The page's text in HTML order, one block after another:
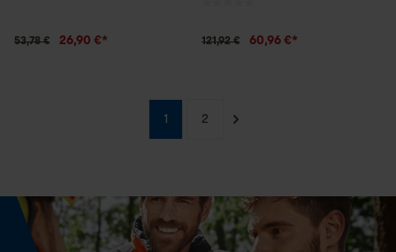
53,78 € 26,90 €* 121,92 € 60,96 €*
1 2
Opgeslagen winkelwagen
Persoonlijke begroeting